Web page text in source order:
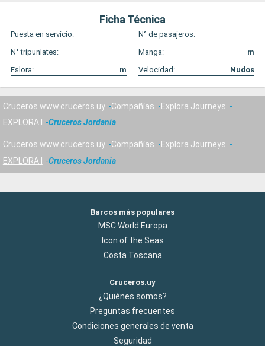
Ficha Técnica
Puesta en servicio:
N° de pasajeros:
N° tripunlates:
Manga:
m
Eslora:
m Velocidad: Nudos
Cruceros www.cruceros.uy Compañías
Explora Journeys
EXPLORA I
Cruceros Jordania
Cruceros www.cruceros.uy Compañías
Explora Journeys
EXPLORA I
Cruceros Jordania
Barcos más populares
MSC World Europa
Icon of the Seas
Costa Toscana
Cruceros.uy
¿Quiénes somos?
Preguntas frecuentes
Condiciones generales de venta
Seguridad